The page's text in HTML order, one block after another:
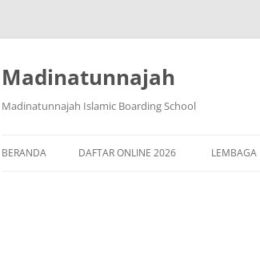
Langsung
Madinatunnajah
Madinatunnajah Islamic Boarding School
BERANDA DAFTAR ONLINE 2026 LEMBAGA